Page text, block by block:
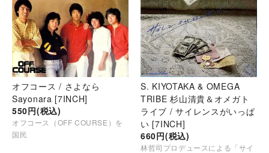
オフコース / さよなら
Sayonara [7INCH]
550円(税込)
オフコース（OFF COURSE）を
国民
S. KIYOTAKA & OMEGA
TRIBE 杉山清貴＆オメガト
ライブ / サイレンスがいっぱ
い [7INCH]
660円(税込)
林哲司プロデュースによる「サイ